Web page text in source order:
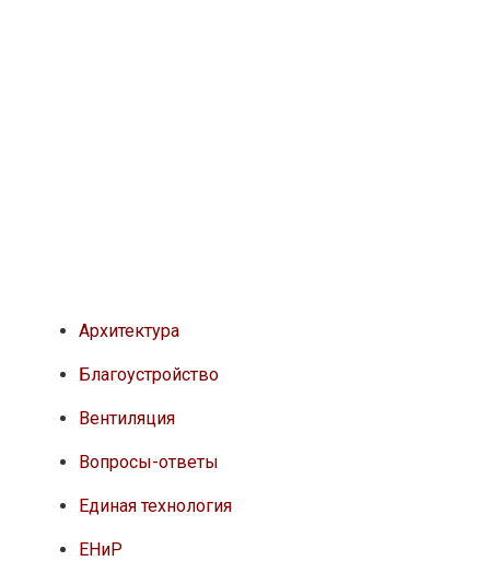
Архитектура
Благоустройство
Вентиляция
Вопросы-ответы
Единая технология
ЕНиР